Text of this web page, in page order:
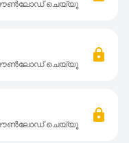
ഡൌൺലോഡ് ചെയ്യൂ
ഡൌൺലോഡ് ചെയ്യൂ
ഡൌൺലോഡ് ചെയ്യൂ